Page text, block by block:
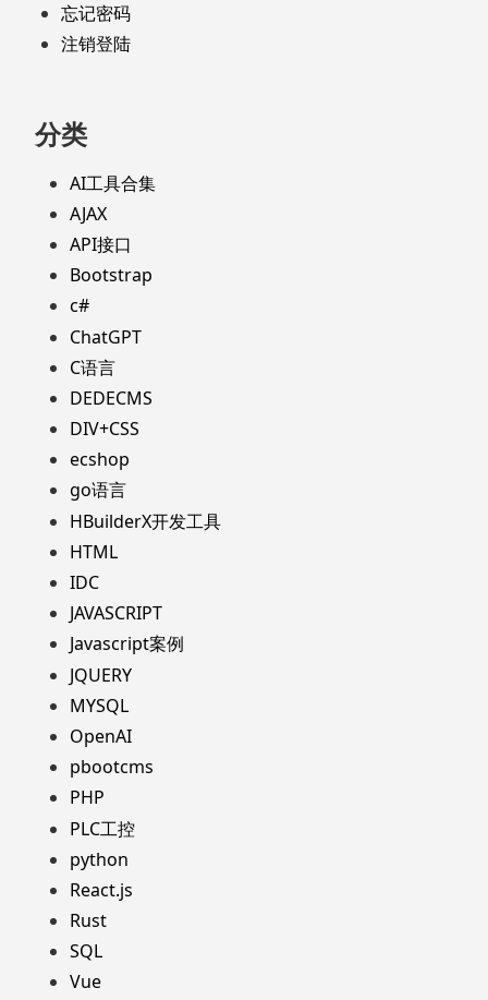
忘记密码
注销登陆
分类
AI工具合集
AJAX
API接口
Bootstrap
c#
ChatGPT
C语言
DEDECMS
DIV+CSS
ecshop
go语言
HBuilderX开发工具
HTML
IDC
JAVASCRIPT
Javascript案例
JQUERY
MYSQL
OpenAI
pbootcms
PHP
PLC工控
python
React.js
Rust
SQL
Vue